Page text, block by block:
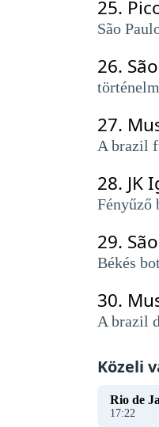
25.
São
26.
27.
A brazil
28. JK
Fényűző
29.
Békés
30.
A brazil
Közeli
Rio de
17:22